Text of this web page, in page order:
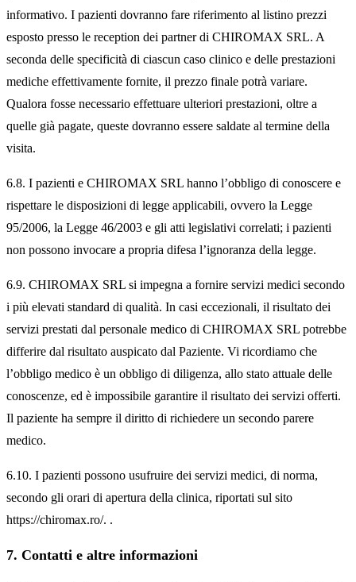
informativo. I pazienti dovranno fare riferimento al listino prezzi
esposto presso le reception dei partner di CHIROMAX SRL. A
seconda delle specificità di ciascun caso clinico e delle prestazioni
mediche effettivamente fornite, il prezzo finale potrà variare.
Qualora fosse necessario effettuare ulteriori prestazioni, oltre a
quelle già pagate, queste dovranno essere saldate al termine della
visita.
6.8. I pazienti e CHIROMAX SRL hanno l’obbligo di conoscere e
rispettare le disposizioni di legge applicabili, ovvero la Legge
95/2006, la Legge 46/2003 e gli atti legislativi correlati; i pazienti
non possono invocare a propria difesa l’ignoranza della legge.
6.9. CHIROMAX SRL si impegna a fornire servizi medici secondo
i più elevati standard di qualità. In casi eccezionali, il risultato dei
servizi prestati dal personale medico di CHIROMAX SRL potrebbe
differire dal risultato auspicato dal Paziente. Vi ricordiamo che
l’obbligo medico è un obbligo di diligenza, allo stato attuale delle
conoscenze, ed è impossibile garantire il risultato dei servizi offerti.
Il paziente ha sempre il diritto di richiedere un secondo parere
medico.
6.10. I pazienti possono usufruire dei servizi medici, di norma,
secondo gli orari di apertura della clinica, riportati sul sito
https://chiromax.ro/. .
7. Contatti e altre informazioni